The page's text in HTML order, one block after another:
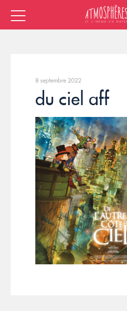
8 septembre 2022
du ciel aff